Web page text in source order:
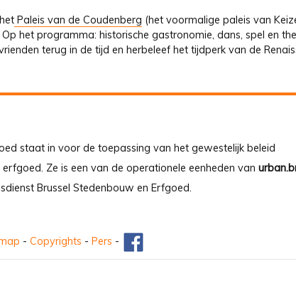
Paleis van de Coudenberg (het voormalige paleis van
het programma: historische gastronomie, dans, spel en
terug in de tijd en herbeleef het tijdperk van de
staat in voor de toepassing van het gewestelijk beleid
Ze is een van de operationele eenheden van
Brussel Stedenbouw en Erfgoed.
- Copyrights - Pers -